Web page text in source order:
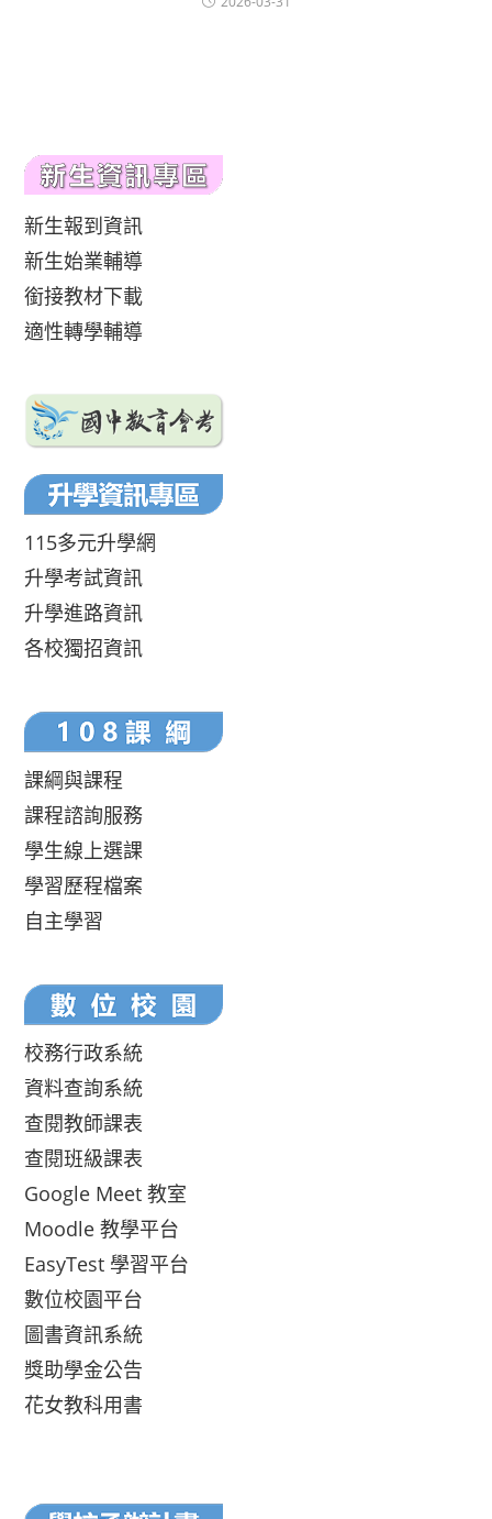
新生報到資訊
新生始業輔導
銜接教材下載
適性轉學輔導
115多元升學網
升學考試資訊
升學進路資訊
各校獨招資訊
課綱與課程
課程諮詢服務
學生線上選課
學習歷程檔案
自主學習
校務行政系統
資料查詢系統
查閱教師課表
查閱班級課表
Google Meet 教室
Moodle 教學平台
EasyTest 學習平台
數位校園平台
圖書資訊系統
獎助學金公告
花女教科用書